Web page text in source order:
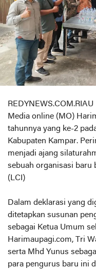
REDYNEWS.COM.RIAU
Media online (MO)
tahunnya yang ke-2
Kabupaten Kampar.
menjadi ajang
sebuah organisasi baru
(LCI)
Dalam deklarasi yang
ditetapkan susunan
sebagai Ketua Umum
Harimaupagi.com, Tri
serta Mhd Yunus
para pengurus baru ini